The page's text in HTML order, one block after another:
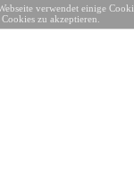
verwendet einige
zu akzeptieren.